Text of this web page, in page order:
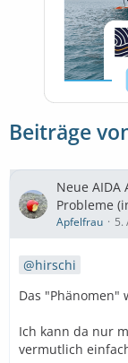
Beiträge
Neue AIDA
Probleme
Apfelfrau 5.
hirschi
Das
Ich kann da nur
vermutlich